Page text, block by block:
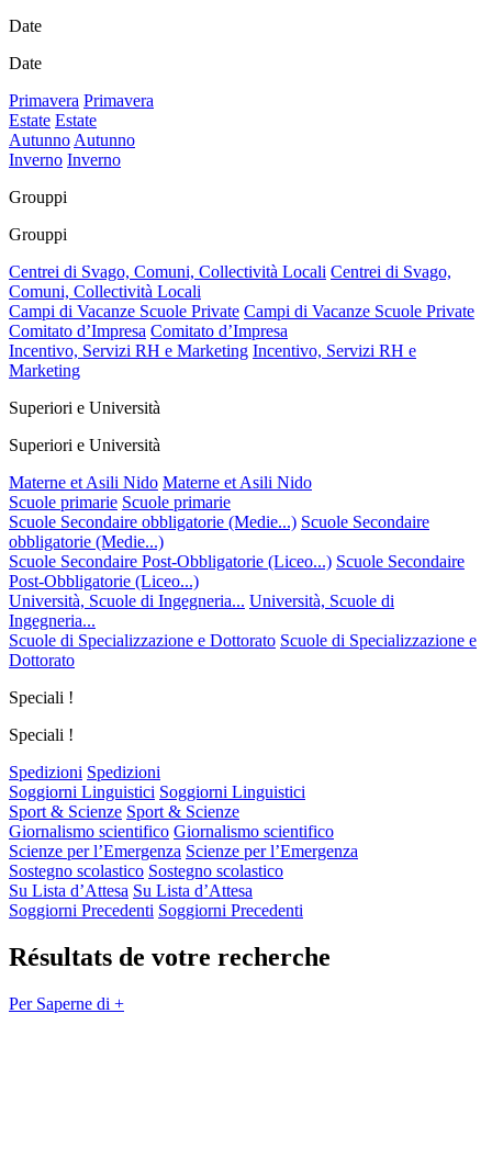
Date
Date
Primavera Primavera
Estate Estate
AutunnoAutunno
Inverno Inverno
Grouppi
Grouppi
Centrei di Svago, Comuni, Collectività Locali Centrei di Svago,
Comuni, Collectività Locali
Campi di Vacanze Scuole Private Campi di Vacanze Scuole Private
Comitato d’Impresa Comitato d’Impresa
Incentivo, Servizi RH e Marketing Incentivo, Servizi RH e
Marketing
Superiori e Università
Superiori e Università
Materne et Asili Nido Materne et Asili Nido
Scuole primarie Scuole primarie
Scuole Secondaire obbligatorie (Medie...) Scuole Secondaire
obbligatorie (Medie...)
Scuole Secondaire Post-Obbligatorie (Liceo...) Scuole Secondaire
Post-Obbligatorie (Liceo...)
Università, Scuole di Ingegneria... Università, Scuole di
Ingegneria...
Scuole di Specializzazione e Dottorato Scuole di Specializzazione e
Dottorato
Speciali !
Speciali !
Spedizioni Spedizioni
Soggiorni Linguistici Soggiorni Linguistici
Sport & Scienze Sport & Scienze
Giornalismo scientifico Giornalismo scientifico
Scienze per l’Emergenza Scienze per l’Emergenza
Sostegno scolastico Sostegno scolastico
Su Lista d’Attesa Su Lista d’Attesa
Soggiorni Precedenti Soggiorni Precedenti
Résultats de votre recherche
Per Saperne di +